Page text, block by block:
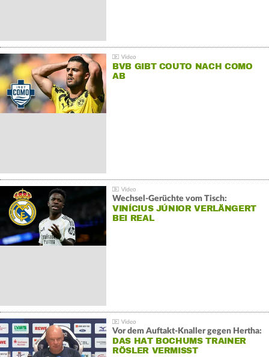
BVB GIBT COUTO NACH COMO
AB
Wechsel-Gerüchte vom Tisch:
VINÍCIUS JÚNIOR VERLÄNGERT
BEI REAL
Vor dem Auftakt-Knaller gegen Hertha:
DAS HAT BOCHUMS TRAINER
RÖSLER VERMISST